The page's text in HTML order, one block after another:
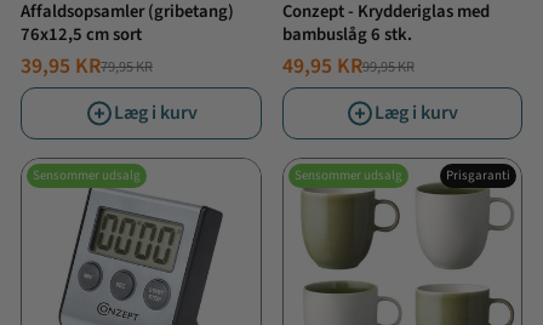
Affaldsopsamler (gribetang)
76x12,5 cm sort
NORMALPRIS
79,95 KR
TILBUDSPRIS
39,95 KR
Læg i kurv
Conzept - Krydderiglas med
bambuslåg 6 stk.
NORMALPRIS
99,95 KR
TILBUDSPRIS
49,95 KR
Læg i kurv
Sensommer udsalg Sensommer udsalg Prisgaranti